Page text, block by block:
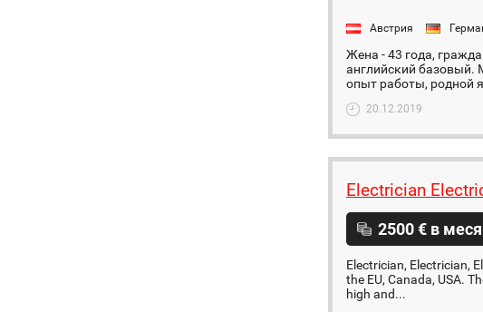
Австрия
Жена - 43 года,
английский базовый.
опыт работы, родной
20.12.2019
Electrician
2500 € в
Electrician, Electrician,
the EU, Canada, USA.
high and...